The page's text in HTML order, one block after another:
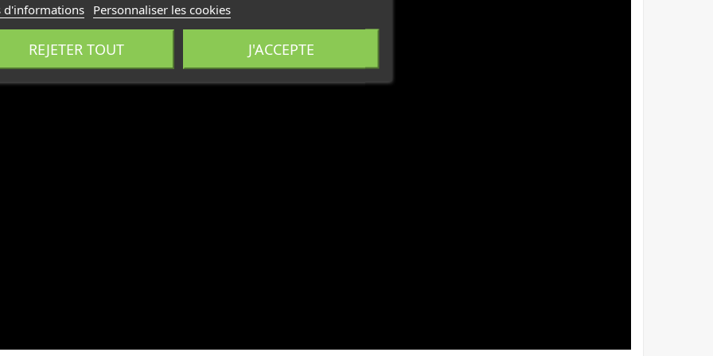
d'informations Personnaliser les cookies
REJETER TOUT J'ACCEPTE